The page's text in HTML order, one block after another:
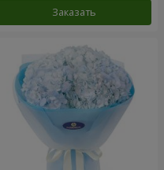
Заказать